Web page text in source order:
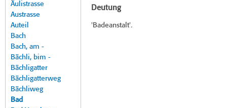
Äulistrasse
Austrasse
Auteil
Bach
Bach, am -
Bächli, bim -
Bächligatter
Bächligatterweg
Bächliweg
Bad
Deutung
'Badeanstalt'.